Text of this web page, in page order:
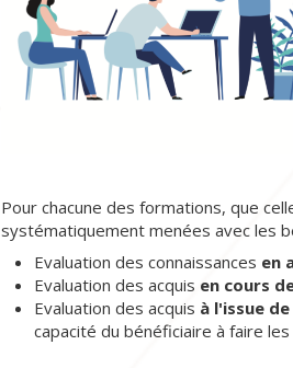
Pour chacune des formations, que
systématiquement menées avec les
Evaluation des connaissances en
Evaluation des acquis en cours
Evaluation des acquis à l'issue
capacité du bénéficiaire à faire